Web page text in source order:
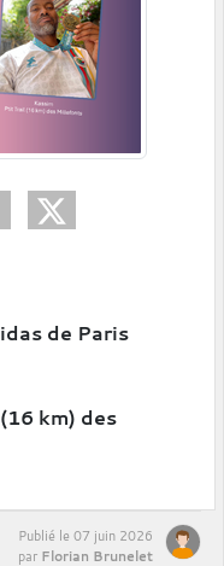
de Paris
km) des
Publié le 07 juin 2026
par Florian Brunelet